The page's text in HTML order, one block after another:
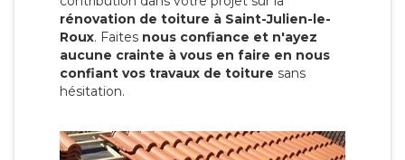
rénovation de toiture à Saint-Julien-le-
Roux. Faites nous confiance et n'ayez
aucune crainte à vous en faire en nous
confiant vos travaux de toiture sans
hésitation.